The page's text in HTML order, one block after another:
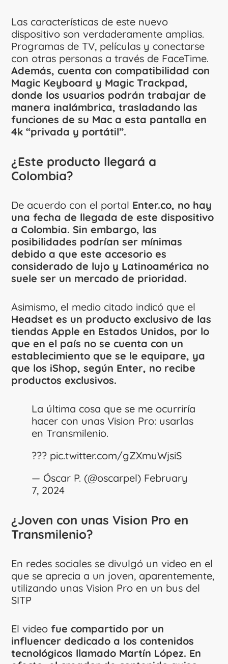
Las características de este nuevo
dispositivo son verdaderamente amplias.
Programas de TV, películas y conectarse
con otras personas a través de FaceTime.
Además, cuenta con compatibilidad con
Magic Keyboard y Magic Trackpad,
donde los usuarios podrán trabajar de
manera inalámbrica, trasladando las
funciones de su Mac a esta pantalla en
4k “privada y portátil”.
¿Este producto llegará a
Colombia?
De acuerdo con el portal Enter.co, no hay
una fecha de llegada de este dispositivo
a Colombia. Sin embargo, las
posibilidades podrían ser mínimas
debido a que este accesorio es
considerado de lujo y Latinoamérica no
suele ser un mercado de prioridad.
Asimismo, el medio citado indicó que el
Headset es un producto exclusivo de las
tiendas Apple en Estados Unidos, por lo
que en el país no se cuenta con un
establecimiento que se le equipare, ya
que los iShop, según Enter, no recibe
productos exclusivos.
La última cosa que se me ocurriría
hacer con unas Vision Pro: usarlas
en Transmilenio.
??? pic.twitter.com/gZXmuWjsiS
— Óscar P. (@oscarpel) February
7, 2024
¿Joven con unas Vision Pro en
Transmilenio?
En redes sociales se divulgó un video en el
que se aprecia a un joven, aparentemente,
utilizando unas Vision Pro en un bus del
SITP
El videofue compartido por un
influencer dedicado a los contenidos
tecnológicos llamado Martín López. En